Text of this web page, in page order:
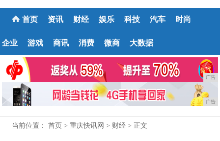
首页 资讯 财经 娱乐 科技 汽车 时尚
企业 游戏 商讯 消费 微商 大数据
广告
广告
当前位置：首页 >重庆快讯网 > 财经 > 正文